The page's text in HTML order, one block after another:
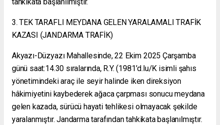
tahkikata başlanılmıştır.
3. TEK TARAFLI MEYDANA GELEN YARALAMALI TRAFİK
KAZASI (JANDARMA TRAFİK)
Akyazı-Düzyazı Mahallesinde, 22 Ekim 2025 Çarşamba
günü saat:14.30 sıralarında, R.Y. (1981’d.lu/K isimli şahıs
yönetimindeki araç ile seyir halinde iken direksiyon
hâkimiyetini kaybederek ağaca çarpması sonucu meydana
gelen kazada, sürücü hayati tehlikesi olmayacak şekilde
yaralanmıştır. Jandarma tarafından tahkikata başlanılmıştır.